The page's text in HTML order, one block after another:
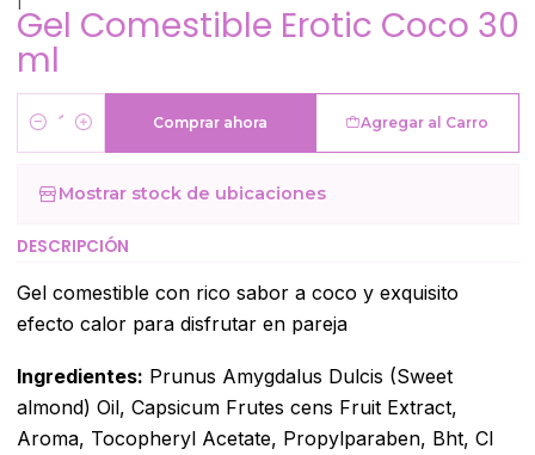
Gel Comestible Erotic Coco 30
ml
Cantidad
Agregar al Carro
Comprar ahora
Mostrar stock de ubicaciones
DESCRIPCIÓN
Gel comestible con rico sabor a coco y exquisito
efecto calor para disfrutar en pareja
Ingredientes: Prunus Amygdalus Dulcis (Sweet
almond) Oil, Capsicum Frutes cens Fruit Extract,
Aroma, Tocopheryl Acetate, Propylparaben, Bht, CI